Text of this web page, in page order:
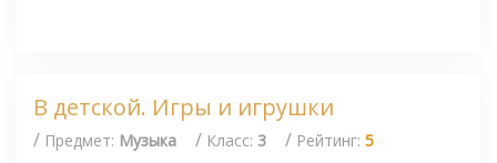
В детской. Игры и игрушки
/ Предмет: Музыка / Класс: 3 / Рейтинг: 5